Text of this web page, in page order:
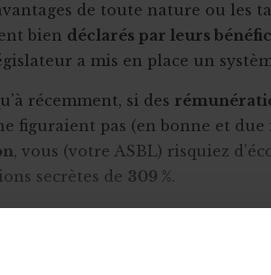
de toute nature ou les
bien déclarés par leurs
a mis en place un
récemment, si des
figuraient pas (en bonne et
, vous (votre ASBL) risquiez
secrètes de 309 %.